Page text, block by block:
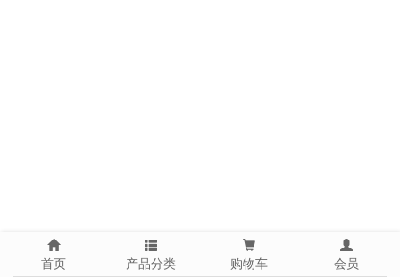
首页 产品分类 购物车 会员